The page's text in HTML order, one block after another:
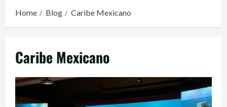
Home Blog Caribe Mexicano
Caribe Mexicano